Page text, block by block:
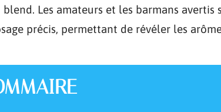
Les amateurs et les barmans avertis
précis, permettant de révéler les